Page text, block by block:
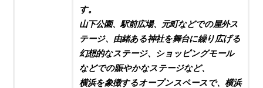
す。
山下公園、駅前広場、元町などでの屋外ス
テージ、由緒ある神社を舞台に繰り広げる
幻想的なステージ、ショッピングモール
などでの賑やかなステージなど、
横浜を象徴するオープンスペースで、横浜